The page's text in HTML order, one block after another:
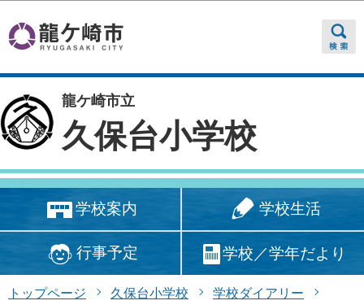
龍ケ崎市立
久保台小学校
学校案内 学校生活
行事予定 学校／学年だより
トップページ 久保台小学校
学校ダイアリー